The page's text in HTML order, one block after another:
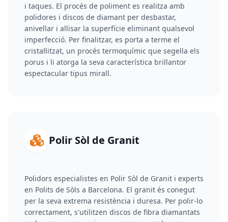
i taques. El procés de poliment es realitza amb
polidores i discos de diamant per desbastar,
anivellar i allisar la superfície eliminant qualsevol
imperfecció. Per finalitzar, es porta a terme el
cristal·litzat, un procés termoquímic que segella els
porus i li atorga la seva característica brillantor
espectacular tipus mirall.
Polir Sòl de Granit
Polidors especialistes en Polir Sòl de Granit i experts
en Polits de Sòls a Barcelona. El granit és conegut
per la seva extrema resistència i duresa. Per polir-lo
correctament, s'utilitzen discos de fibra diamantats